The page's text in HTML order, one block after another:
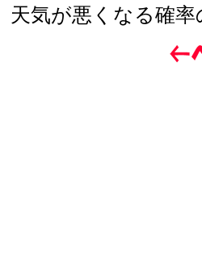
天気が悪くなる確率